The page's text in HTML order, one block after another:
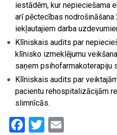
iestādēm, kur nepieciešama
arī pēctecības nodrošināšana
iekļautajiem darba
Klīniskais audits par
klīnisko izmeklējumu
saņem psihofarmakoterapiju
Klīniskais audits par
pacientu rehospitalizācijām
slimnīcās.
Facebook
Twitter